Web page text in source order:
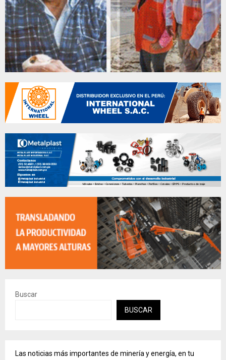
Buscar
BUSCAR
Las noticias más importantes de minería y energía, en tu